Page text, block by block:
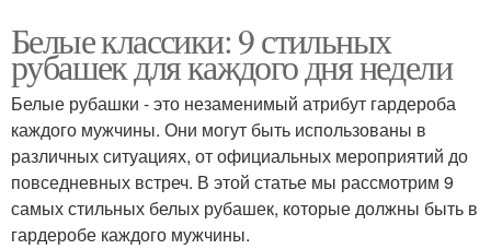
Белые классики: 9 стильных
рубашек для каждого дня недели
Белые рубашки - это незаменимый атрибут гардероба
каждого мужчины. Они могут быть использованы в
различных ситуациях, от официальных мероприятий до
повседневных встреч. В этой статье мы рассмотрим 9
самых стильных белых рубашек, которые должны быть в
гардеробе каждого мужчины.